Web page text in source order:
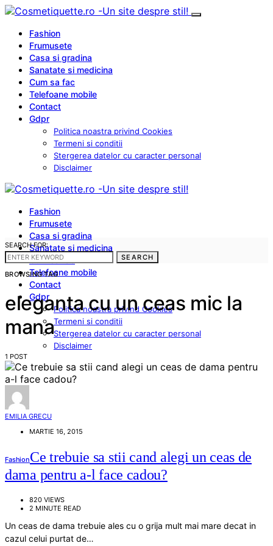
Fashion
Frumusete
Casa si gradina
Sanatate si medicina
Cum sa fac
Telefoane mobile
Contact
Gdpr
Politica noastra privind Cookies
Termeni si conditii
Stergerea datelor cu caracter personal
Disclaimer
Fashion
Frumusete
Casa si gradina
Sanatate si medicina
Cum sa fac
Telefoane mobile
Contact
Gdpr
Politica noastra privind Cookies
Termeni si conditii
Stergerea datelor cu caracter personal
Disclaimer
SEARCH FOR:
SEARCH
BROWSING TAG
eleganta cu un ceas mic la
mana
1 POST
EMILIA GRECU
MARTIE 16, 2015
FashionCe trebuie sa stii cand alegi un ceas de
dama pentru a-l face cadou?
820 VIEWS
2 MINUTE READ
Un ceas de dama trebuie ales cu o grija mult mai mare decat in
cazul celui purtat de…